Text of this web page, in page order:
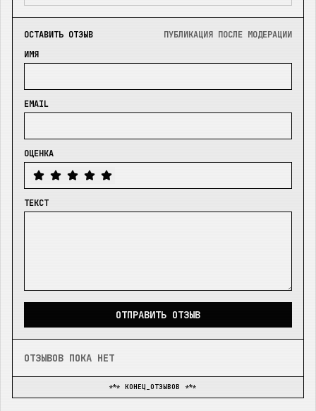
ОСТАВИТЬ ОТЗЫВ
ПУБЛИКАЦИЯ ПОСЛЕ МОДЕРАЦИИ
ИМЯ
EMAIL
ОЦЕНКА
ТЕКСТ
ОТПРАВИТЬ ОТЗЫВ
ОТЗЫВОВ ПОКА НЕТ
*** КОНЕЦ_ОТЗЫВОВ ***